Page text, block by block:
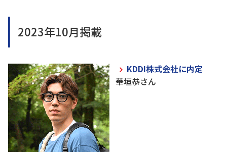
2023年10月掲載
KDDI株式会社に内定
華垣恭さん